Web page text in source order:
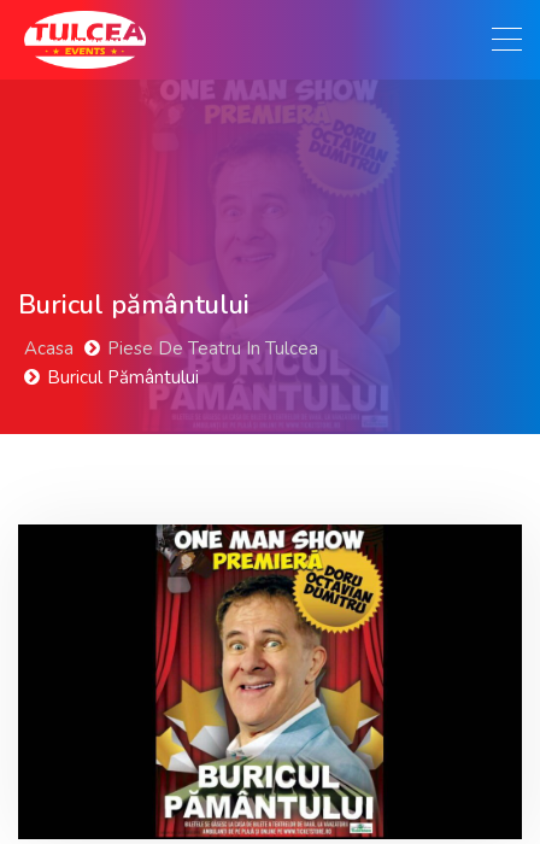
Buricul pământului
Acasa
Piese De Teatru In Tulcea
Buricul Pământului